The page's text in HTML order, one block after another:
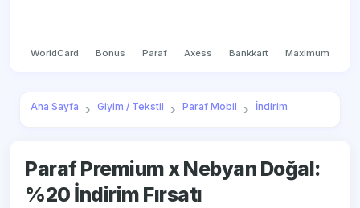
WorldCard Bonus Paraf Axess Bankkart Maximum
Ana Sayfa Giyim / Tekstil Paraf Mobil İndirim
Paraf Premium x Nebyan Doğal:
%20 İndirim Fırsatı